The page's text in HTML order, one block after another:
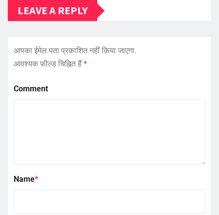
LEAVE A REPLY
आपका ईमेल पता प्रकाशित नहीं किया जाएगा.
आवश्यक फ़ील्ड चिह्नित हैं *
Comment
Name*